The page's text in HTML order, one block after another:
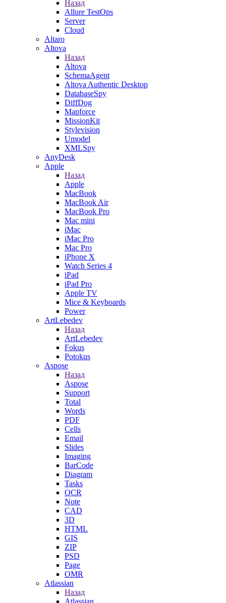
Назад
Allure TestOps
Server
Cloud
Altaro
Altova
Назад
Altova
SchemaAgent
Altova Authentic Desktop
DatabaseSpy
DiffDog
Mapforce
MissionKit
Stylevision
Umodel
XMLSpy
AnyDesk
Apple
Назад
Apple
MacBook
MacBook Air
MacBook Pro
Mac mini
iMac
iMac Pro
Mac Pro
iPhone X
Watch Series 4
iPad
iPad Pro
Apple TV
Mice & Keyboards
Power
ArtLebedev
Назад
ArtLebedev
Fokus
Potokus
Aspose
Назад
Aspose
Support
Total
Words
PDF
Cells
Email
Slides
Imaging
BarCode
Diagram
Tasks
OCR
Note
CAD
3D
HTML
GIS
ZIP
PSD
Page
OMR
Atlassian
Назад
Atlassian